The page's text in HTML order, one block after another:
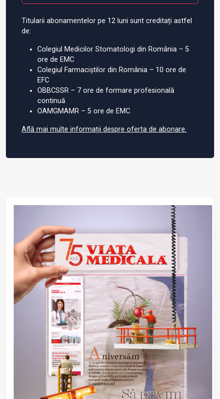
Titularii abonamentelor pe 12 luni sunt creditați astfel
de:
Colegiul Medicilor Stomatologi din România – 5
ore de EMC
Colegiul Farmaciștilor din România – 10 ore de
EFC
OBBCSSR – 7 ore de formare profesională
continuă
OAMGMAMR – 5 ore de EMC
Află mai multe informații despre oferta de abonare.